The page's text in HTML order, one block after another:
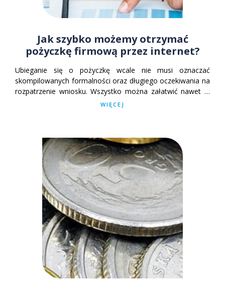
Jak szybko możemy otrzymać
pożyczkę firmową przez internet?
Ubieganie się o pożyczkę wcale nie musi oznaczać
skompilowanych formalności oraz długiego oczekiwania na
rozpatrzenie wniosku. Wszystko można załatwić nawet w
WIĘCEJ